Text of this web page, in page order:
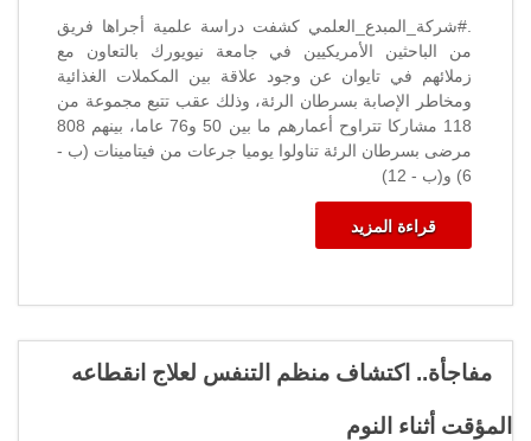
.#شركة_المبدع_العلمي كشفت دراسة علمية أجراها فريق
من الباحثين الأمريكيين في جامعة نيويورك بالتعاون مع
زملائهم في تايوان عن وجود علاقة بين المكملات الغذائية
ومخاطر الإصابة بسرطان الرئة، وذلك عقب تتبع مجموعة من
118 مشاركا تتراوح أعمارهم ما بين 50 و76 عاما، بينهم 808
مرضى بسرطان الرئة تناولوا يوميا جرعات من فيتامينات (ب -
6) و(ب - 12)
قراءة المزيد
مفاجأة.. اكتشاف منظم التنفس لعلاج انقطاعه
المؤقت أثناء النوم